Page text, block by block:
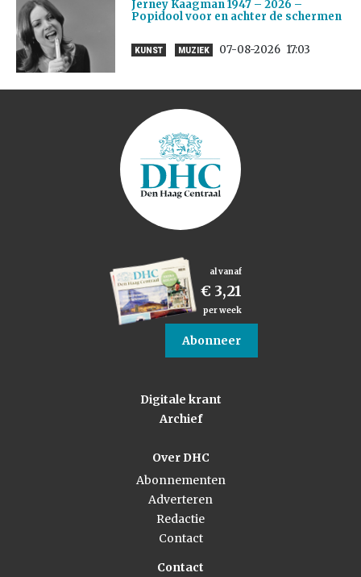
Jerney Kaagman 1947 – 2026 –
Popidool voor en achter de schermen
KUNST MUZIEK 07-08-2026 17:03
al vanaf
€ 3,21
per week
Abonneer
Digitale krant
Archief
Over DHC
Abonnementen
Adverteren
Redactie
Contact
Contact